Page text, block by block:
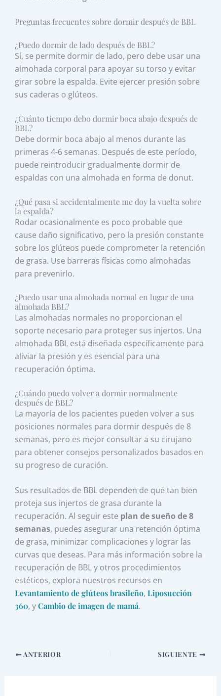
Preguntas frecuentes sobre dormir después de BBL
¿Puedo dormir de lado después de BBL?
Sí, se permite dormir de lado, pero debe usar una
almohada corporal para apoyar su torso y evitar
girar sobre la espalda. Evite ejercer presión sobre
sus caderas o glúteos.
¿Cuánto tiempo debo dormir boca abajo después de
BBL?
Debe dormir boca abajo al menos durante las
primeras 4-6 semanas. Después de este período,
puede reintroducir gradualmente dormir de
espaldas con una almohada en forma de donut.
¿Qué pasa si accidentalmente me doy la vuelta sobre
la espalda?
Rodar ocasionalmente es poco probable que
cause daño significativo, pero la presión constante
sobre los glúteos puede comprometer la retención
de grasa. Use barreras físicas como almohadas
para prevenirlo.
¿Puedo usar una almohada normal en lugar de una
almohada BBL?
Las almohadas normales no proporcionan el
soporte necesario para proteger sus injertos. Una
almohada BBL está diseñada específicamente para
aliviar la presión y es esencial para una
recuperación óptima.
¿Cuándo puedo volver a dormir normalmente
después de BBL?
La mayoría de los pacientes pueden volver a sus
posiciones normales para dormir después de 8
semanas, pero es mejor consultar a su cirujano
para obtener consejos personalizados basados en
su progreso de curación.
Sus resultados de BBL dependen de qué tan bien
proteja sus injertos de grasa durante la
recuperación. Al seguir este plan de sueño de 8
semanas, puedes asegurar una retención óptima
de grasa, minimizar complicaciones y lograr las
curvas que deseas. Para más información sobre la
recuperación de BBL y otros procedimientos
estéticos, explora nuestros recursos en
Levantamiento de glúteos brasileño,Liposucción
360, yCambio de imagen de mamá.
ANTERIOR SIGUIENTE